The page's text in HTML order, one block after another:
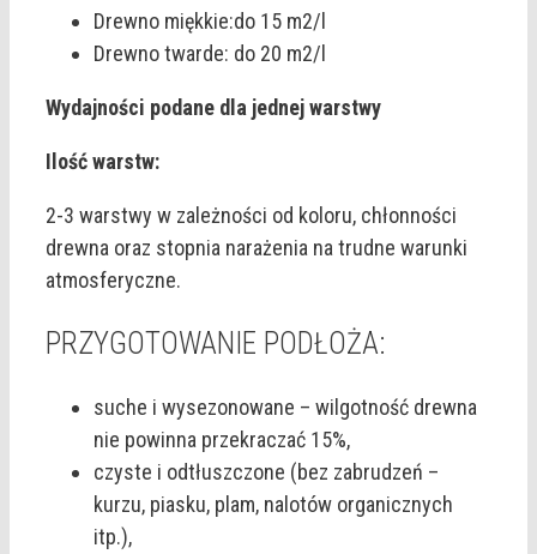
Drewno miękkie:do 15 m2/l
Drewno twarde: do 20 m2/l
Wydajności podane dla jednej warstwy
Ilość warstw:
2-3 warstwy w zależności od koloru, chłonności
drewna oraz stopnia narażenia na trudne warunki
atmosferyczne.
PRZYGOTOWANIE PODŁOŻA:
suche i wysezonowane – wilgotność drewna
nie powinna przekraczać 15%,
czyste i odtłuszczone (bez zabrudzeń –
kurzu, piasku, plam, nalotów organicznych
itp.),